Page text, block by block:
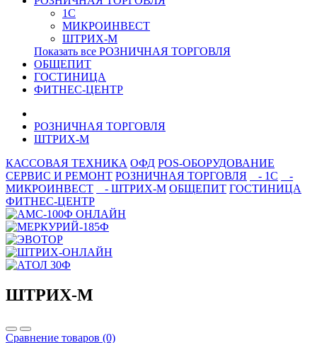
1С
МИКРОИНВЕСТ
ШТРИХ-М
Показать все РОЗНИЧНАЯ ТОРГОВЛЯ
ОБЩЕПИТ
ГОСТИНИЦА
ФИТНЕС-ЦЕНТР
РОЗНИЧНАЯ ТОРГОВЛЯ
ШТРИХ-М
КАССОВАЯ ТЕХНИКА ОФД POS-ОБОРУДОВАНИЕ
СЕРВИС И РЕМОНТ РОЗНИЧНАЯ ТОРГОВЛЯ - 1С
-
МИКРОИНВЕСТ
- ШТРИХ-М ОБЩЕПИТ ГОСТИНИЦА
ФИТНЕС-ЦЕНТР
ШТРИХ-М
Сравнение товаров (0)